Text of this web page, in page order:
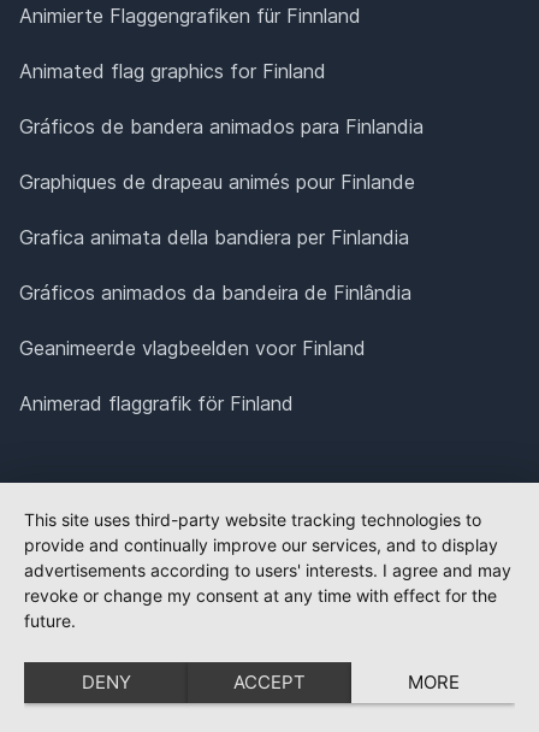
Animierte Flaggengrafiken für Finnland
Animated flag graphics for Finland
Gráficos de bandera animados para Finlandia
Graphiques de drapeau animés pour Finlande
Grafica animata della bandiera per Finlandia
Gráficos animados da bandeira de Finlândia
Geanimeerde vlagbeelden voor Finland
Animerad flaggrafik för Finland
This site uses third-party website tracking technologies to
provide and continually improve our services, and to display
advertisements according to users' interests. I agree and may
revoke or change my consent at any time with effect for the
future.
DENY ACCEPT MORE